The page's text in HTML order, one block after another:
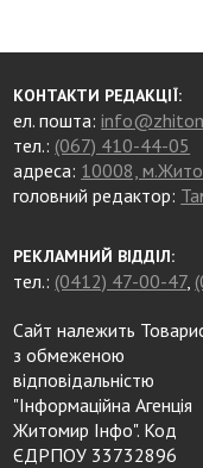
КОНТАКТИ РЕДАКЦІЇ:
ел. пошта:
тел.: (067) 410-44-05
адреса: 10008,
головний редактор:
РЕКЛАМНИЙ ВІДДІЛ:
тел.: (0412) 47-00-47,
Сайт належить
з обмеженою
відповідальністю
"Інформаційна Агенція
Житомир Інфо". Код
ЄДРПОУ 33732896